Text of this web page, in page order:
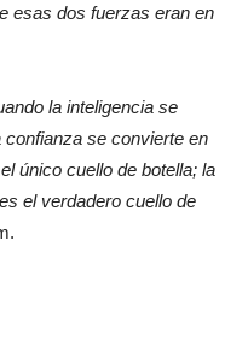
esas dos fuerzas eran en
la inteligencia se
se convierte en
único cuello de botella; la
el verdadero cuello de